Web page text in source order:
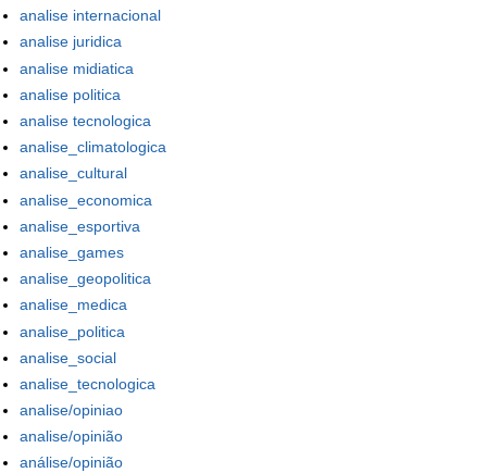
analise internacional
analise juridica
analise midiatica
analise politica
analise tecnologica
analise_climatologica
analise_cultural
analise_economica
analise_esportiva
analise_games
analise_geopolitica
analise_medica
analise_politica
analise_social
analise_tecnologica
analise/opiniao
analise/opinião
análise/opinião